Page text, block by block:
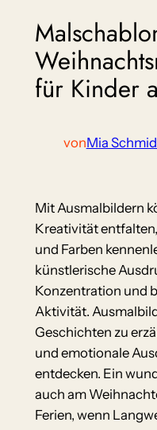
für Kinder
vonMia
Mit Ausmalbildern
Kreativität
und Farben
künstlerische
Konzentration und
Aktivität.
Geschichten zu
und emotionale
entdecken. Ein
auch am
Ferien, wenn